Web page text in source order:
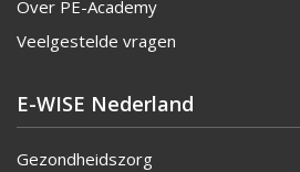
Over PE-Academy
Veelgestelde vragen
E-WISE Nederland
Gezondheidszorg